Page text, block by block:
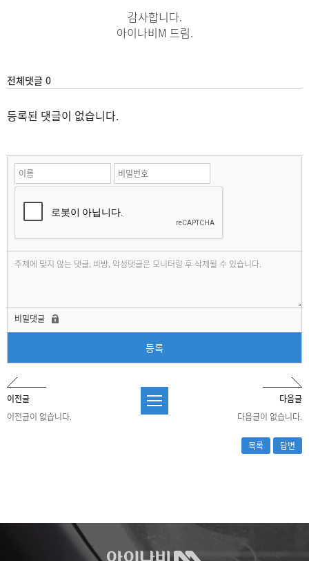
감사합니다.
아이나비M 드림.
전체댓글 0
등록된 댓글이 없습니다.
비밀댓글
등록
이전글
이전글이 없습니다.
다음글
다음글이 없습니다.
목록 답변